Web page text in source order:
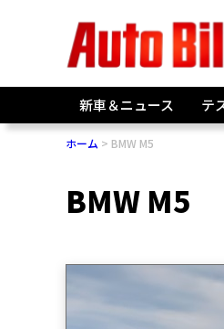
新車＆ニュース テ
ホーム BMW M5
BMW M5